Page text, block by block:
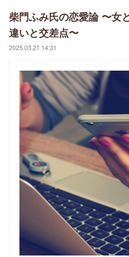
柴門ふみ氏の恋愛論 〜女
違いと交差点〜
2025.03.21 14:31